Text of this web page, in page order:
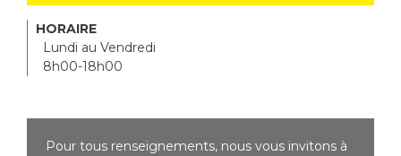
HORAIRE
Lundi au Vendredi
8h00-18h00
Pour tous renseignements, nous vous invitons à